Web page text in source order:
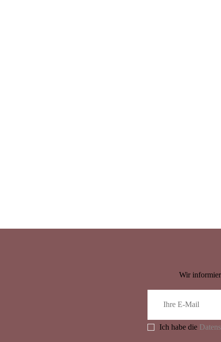
Wir
Ich habe die